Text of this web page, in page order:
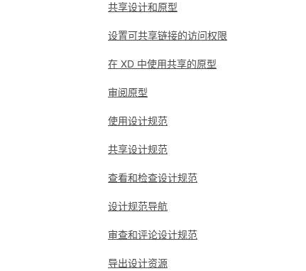
共享设计和原型
设置可共享链接的访问权限
在 XD 中使用共享的原型
审阅原型
使用设计规范
共享设计规范
查看和检查设计规范
设计规范导航
审查和评论设计规范
导出设计资源